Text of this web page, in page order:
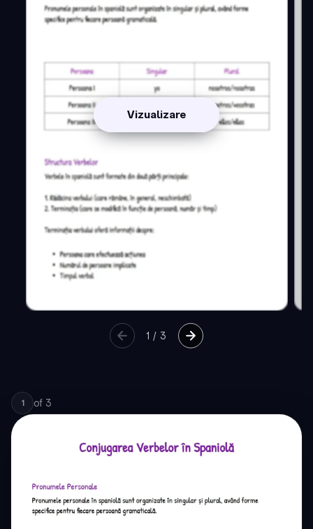
Vizualizare
1 / 3
1 of 3